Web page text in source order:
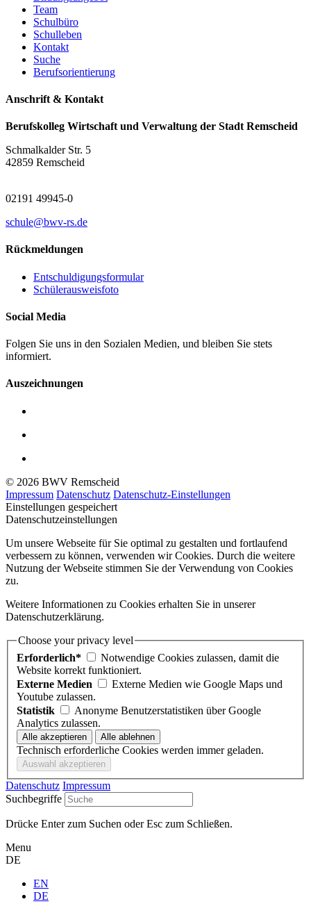
Team
Schulbüro
Schulleben
Kontakt
Suche
Berufsorientierung
Anschrift & Kontakt
Berufskolleg Wirtschaft und Verwaltung der Stadt Remscheid
Schmalkalder Str. 5
42859 Remscheid
02191 49945-0
schule@bwv-rs.de
Rückmeldungen
Entschuldigungsformular
Schülerausweisfoto
Social Media
Folgen Sie uns in den Sozialen Medien, und bleiben Sie stets
informiert.
Auszeichnungen
© 2026 BWV Remscheid
Impressum Datenschutz Datenschutz-Einstellungen
Einstellungen gespeichert
Datenschutzeinstellungen
Um unsere Webseite für Sie optimal zu gestalten und fortlaufend
verbessern zu können, verwenden wir Cookies. Durch die weitere
Nutzung der Webseite stimmen Sie der Verwendung von Cookies
zu.
Weitere Informationen zu Cookies erhalten Sie in unserer
Datenschutzerklärung.
Choose your privacy level
Erforderlich*
Notwendige Cookies zulassen, damit die
Website korrekt funktioniert.
Externe Medien
Externe Medien wie Google Maps und
Youtube zulassen.
Statistik
Anonyme Benutzerstatistiken über Google
Analytics zulassen.
Technisch erforderliche Cookies werden immer geladen.
Datenschutz Impressum
Suchbegriffe
Drücke Enter zum Suchen oder Esc zum Schließen.
Menu
DE
EN
DE